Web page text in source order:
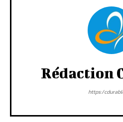
Rédaction
https:/